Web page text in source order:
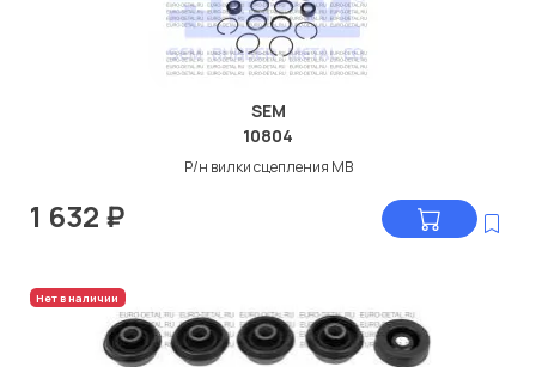
SEM
10804
Р/н вилки сцепления МВ
1 632 ₽
Нет в наличии